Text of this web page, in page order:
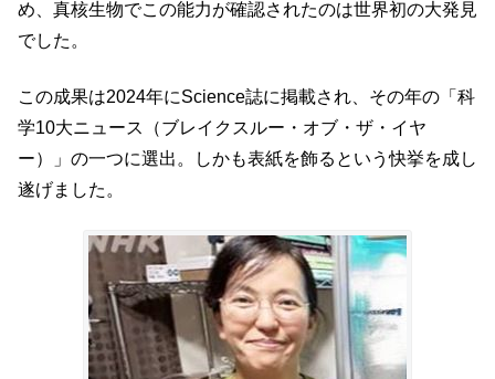
め、真核生物でこの能力が確認されたのは世界初の大発見
でした。
この成果は2024年にScience誌に掲載され、その年の「科
学10大ニュース（ブレイクスルー・オブ・ザ・イヤ
ー）」の一つに選出。しかも表紙を飾るという快挙を成し
遂げました。